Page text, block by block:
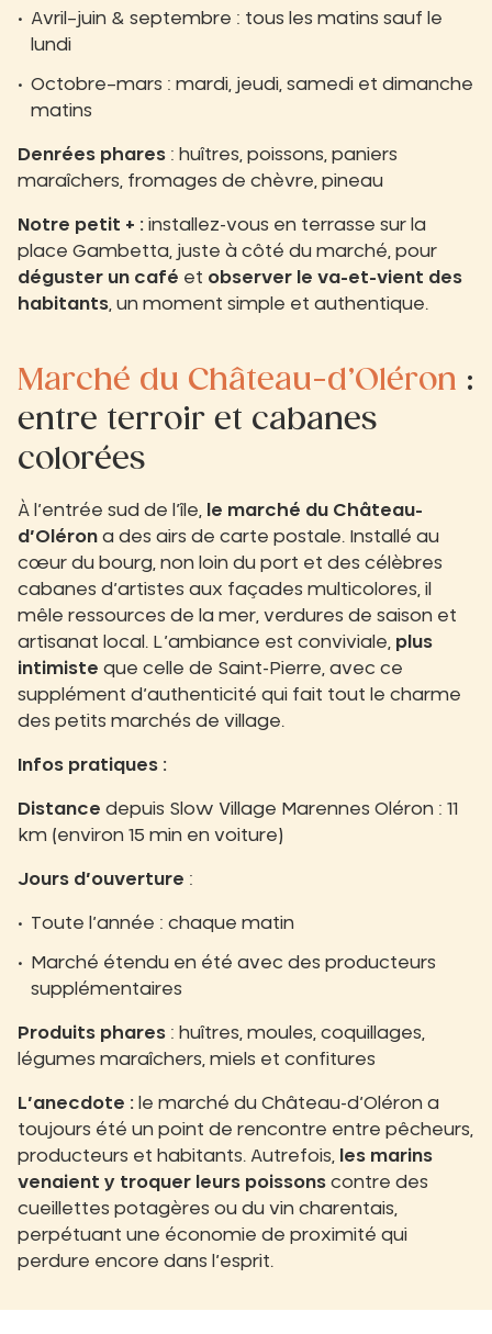
Avril–juin & septembre : tous les matins sauf le
lundi
Octobre–mars : mardi, jeudi, samedi et dimanche
matins
Denrées phares : huîtres, poissons, paniers
maraîchers, fromages de chèvre, pineau
Notre petit + : installez-vous en terrasse sur la
place Gambetta, juste à côté du marché, pour
déguster un café et observer le va-et-vient des
habitants, un moment simple et authentique.
Marché du Château-d’Oléron :
entre terroir et cabanes
colorées
À l’entrée sud de l’île, le marché du Château-
d’Oléron a des airs de carte postale. Installé au
cœur du bourg, non loin du port et des célèbres
cabanes d’artistes aux façades multicolores, il
mêle ressources de la mer, verdures de saison et
artisanat local. L’ambiance est conviviale, plus
intimiste que celle de Saint-Pierre, avec ce
supplément d’authenticité qui fait tout le charme
des petits marchés de village.
Infos pratiques :
Distance depuis Slow Village Marennes Oléron : 11
km (environ 15 min en voiture)
Jours d’ouverture :
Toute l’année : chaque matin
Marché étendu en été avec des producteurs
supplémentaires
Produits phares : huîtres, moules, coquillages,
légumes maraîchers, miels et confitures
L’anecdote : le marché du Château-d’Oléron a
toujours été un point de rencontre entre pêcheurs,
producteurs et habitants. Autrefois, les marins
venaient y troquer leurs poissons contre des
cueillettes potagères ou du vin charentais,
perpétuant une économie de proximité qui
perdure encore dans l’esprit.